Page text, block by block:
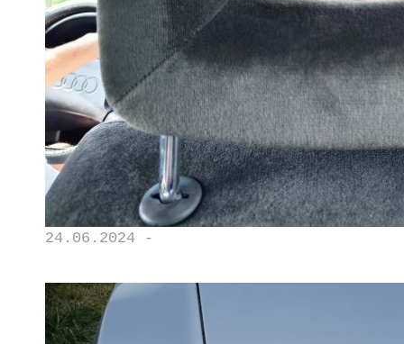
24.06.2024 -